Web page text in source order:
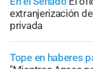
extranjerización
privada
Tope en haberes